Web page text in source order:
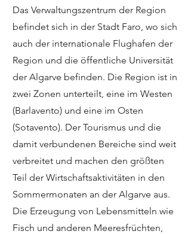
Das Verwaltungszentrum der Region
befindet sich in der Stadt Faro, wo sich
auch der internationale Flughafen der
Region und die öffentliche Universität
der Algarve befinden. Die Region ist in
zwei Zonen unterteilt, eine im Westen
(Barlavento) und eine im Osten
(Sotavento). Der Tourismus und die
damit verbundenen Bereiche sind weit
verbreitet und machen den größten
Teil der Wirtschaftsaktivitäten in den
Sommermonaten an der Algarve aus.
Die Erzeugung von Lebensmitteln wie
Fisch und anderen Meeresfrüchten,